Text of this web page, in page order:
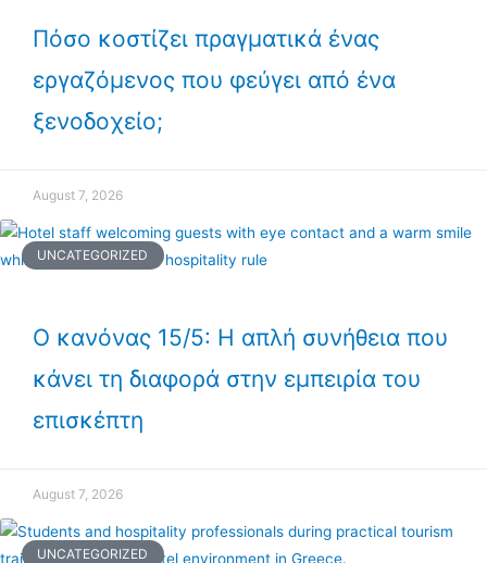
Πόσο κοστίζει πραγματικά ένας
εργαζόμενος που φεύγει από ένα
ξενοδοχείο;
August 7, 2026
UNCATEGORIZED
Ο κανόνας 15/5: Η απλή συνήθεια που
κάνει τη διαφορά στην εμπειρία του
επισκέπτη
August 7, 2026
UNCATEGORIZED